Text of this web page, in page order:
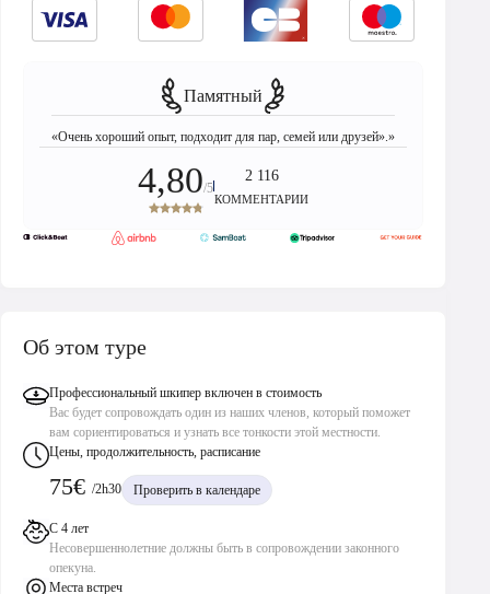
Памятный
«Очень хороший опыт, подходит для пар, семей или друзей».»
4,80/5
2 116
КОММЕНТАРИИ
Об этом туре
Профессиональный шкипер включен в стоимость
Вас будет сопровождать один из наших членов, который поможет
вам сориентироваться и узнать все тонкости этой местности.
Цены, продолжительность, расписание
75€ /2h30 Проверить в календаре
С 4 лет
Несовершеннолетние должны быть в сопровождении законного
опекуна.
Места встреч